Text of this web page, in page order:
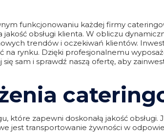
funkcjonowaniu każdej firmy
obsługi klienta. W obliczu
trendów i oczekiwań klientów.
rynku. Dzięki profesjonalnemu
sam i sprawdź naszą ofertę, aby
które zapewni doskonałą jakość
jest transportowanie żywności w